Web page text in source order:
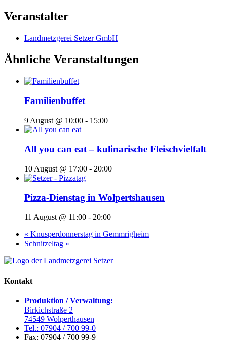
Veranstalter
Landmetzgerei Setzer GmbH
Ähnliche Veranstaltungen
Familienbuffet
9 August @ 10:00 - 15:00
All you can eat – kulinarische Fleischvielfalt
10 August @ 17:00 - 20:00
Pizza-Dienstag in Wolpertshausen
11 August @ 11:00 - 20:00
« Knusperdonnerstag in Gemmrigheim
Schnitzeltag »
Kontakt
Produktion / Verwaltung:
Birkichstraße 2
74549 Wolperthausen
Tel.: 07904 / 700 99-0
Fax: 07904 / 700 99-9